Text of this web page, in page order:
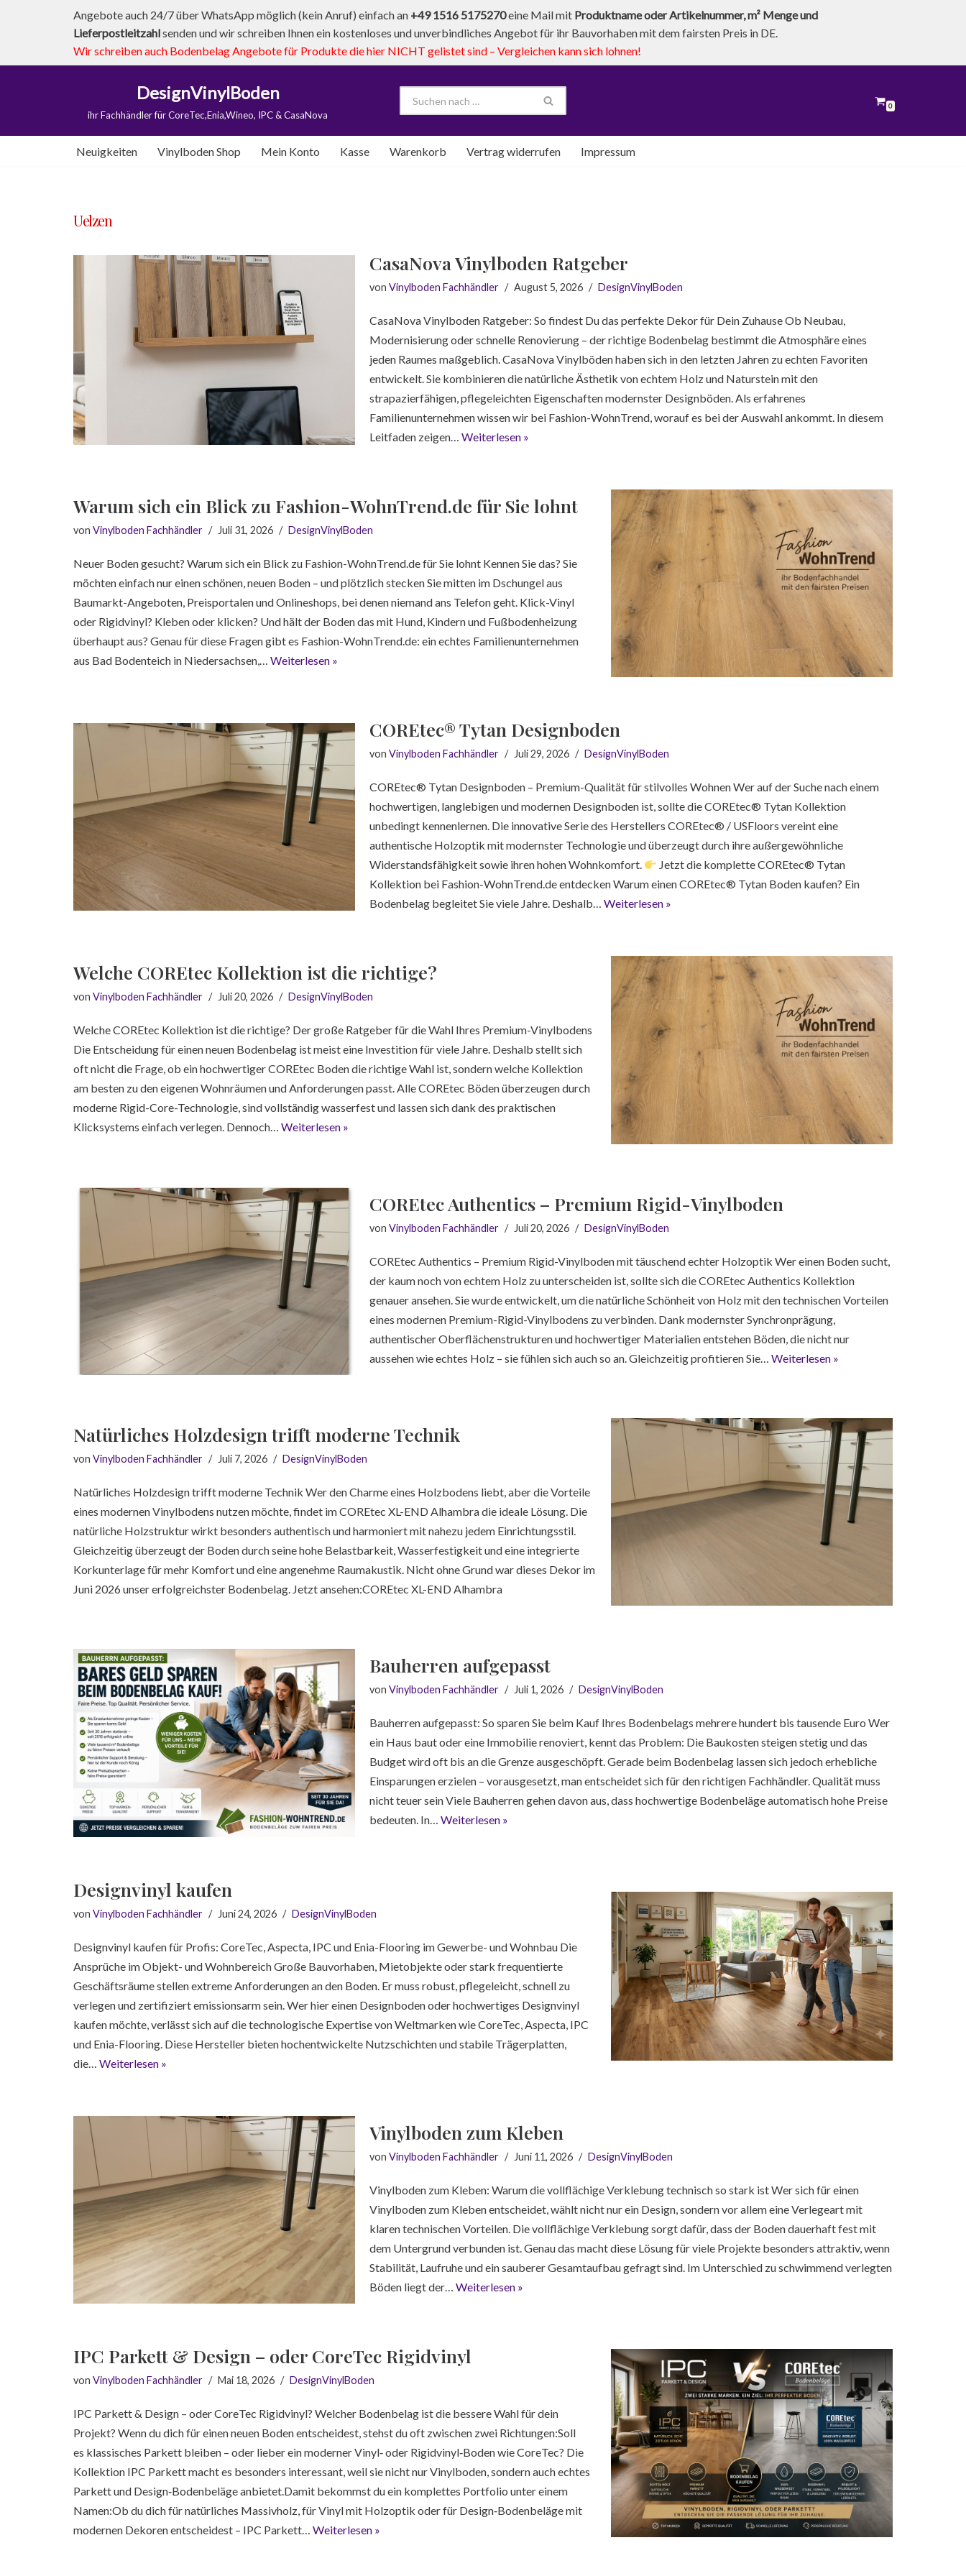
Angebote auch 24/7 über WhatsApp möglich (kein Anruf) einfach an +49 1516 5175270eine Mail mit Produktname oder Artikelnummer, m² Menge und
Lieferpostleitzahlsenden und wir schreiben Ihnen ein kostenloses und unverbindliches Angebot für ihr Bauvorhaben mit dem fairsten Preis in DE.
Wir schreiben auch Bodenbelag Angebote für Produkte die hier NICHT gelistet sind – Vergleichen kann sich lohnen!
DesignVinylBoden
ihr Fachhändler für CoreTec,Enia,Wineo, IPC & CasaNova
0
Neuigkeiten Vinylboden Shop Mein Konto Kasse Warenkorb Vertrag widerrufen Impressum
Uelzen
CasaNova Vinylboden Ratgeber
von Vinylboden Fachhändler August 5, 2026 DesignVinylBoden
CasaNova Vinylboden Ratgeber: So findest Du das perfekte Dekor für Dein Zuhause Ob Neubau,
Modernisierung oder schnelle Renovierung – der richtige Bodenbelag bestimmt die Atmosphäre eines
jeden Raumes maßgeblich. CasaNova Vinylböden haben sich in den letzten Jahren zu echten Favoriten
entwickelt. Sie kombinieren die natürliche Ästhetik von echtem Holz und Naturstein mit den
strapazierfähigen, pflegeleichten Eigenschaften modernster Designböden. Als erfahrenes
Familienunternehmen wissen wir bei Fashion-WohnTrend, worauf es bei der Auswahl ankommt. In diesem
Leitfaden zeigen… Weiterlesen »
Warum sich ein Blick zu Fashion-WohnTrend.de für Sie lohnt
von Vinylboden Fachhändler Juli 31, 2026 DesignVinylBoden
Neuer Boden gesucht? Warum sich ein Blick zu Fashion-WohnTrend.de für Sie lohnt Kennen Sie das? Sie
möchten einfach nur einen schönen, neuen Boden – und plötzlich stecken Sie mitten im Dschungel aus
Baumarkt-Angeboten, Preisportalen und Onlineshops, bei denen niemand ans Telefon geht. Klick-Vinyl
oder Rigidvinyl? Kleben oder klicken? Und hält der Boden das mit Hund, Kindern und Fußbodenheizung
überhaupt aus? Genau für diese Fragen gibt es Fashion-WohnTrend.de: ein echtes Familienunternehmen
aus Bad Bodenteich in Niedersachsen,… Weiterlesen »
COREtec® Tytan Designboden
von Vinylboden Fachhändler Juli 29, 2026 DesignVinylBoden
COREtec® Tytan Designboden – Premium-Qualität für stilvolles Wohnen Wer auf der Suche nach einem
hochwertigen, langlebigen und modernen Designboden ist, sollte die COREtec® Tytan Kollektion
unbedingt kennenlernen. Die innovative Serie des Herstellers COREtec® / USFloors vereint eine
authentische Holzoptik mit modernster Technologie und überzeugt durch ihre außergewöhnliche
Widerstandsfähigkeit sowie ihren hohen Wohnkomfort.
Jetzt die komplette COREtec® Tytan
Kollektion bei Fashion-WohnTrend.de entdecken Warum einen COREtec® Tytan Boden kaufen? Ein
Bodenbelag begleitet Sie viele Jahre. Deshalb… Weiterlesen »
Welche COREtec Kollektion ist die richtige?
von Vinylboden Fachhändler Juli 20, 2026 DesignVinylBoden
Welche COREtec Kollektion ist die richtige? Der große Ratgeber für die Wahl Ihres Premium-Vinylbodens
Die Entscheidung für einen neuen Bodenbelag ist meist eine Investition für viele Jahre. Deshalb stellt sich
oft nicht die Frage, ob ein hochwertiger COREtec Boden die richtige Wahl ist, sondern welche Kollektion
am besten zu den eigenen Wohnräumen und Anforderungen passt. Alle COREtec Böden überzeugen durch
moderne Rigid-Core-Technologie, sind vollständig wasserfest und lassen sich dank des praktischen
Klicksystems einfach verlegen. Dennoch… Weiterlesen »
COREtec Authentics – Premium Rigid-Vinylboden
von Vinylboden Fachhändler Juli 20, 2026 DesignVinylBoden
COREtec Authentics – Premium Rigid-Vinylboden mit täuschend echter Holzoptik Wer einen Boden sucht,
der kaum noch von echtem Holz zu unterscheiden ist, sollte sich die COREtec Authentics Kollektion
genauer ansehen. Sie wurde entwickelt, um die natürliche Schönheit von Holz mit den technischen Vorteilen
eines modernen Premium-Rigid-Vinylbodens zu verbinden. Dank modernster Synchronprägung,
authentischer Oberflächenstrukturen und hochwertiger Materialien entstehen Böden, die nicht nur
aussehen wie echtes Holz – sie fühlen sich auch so an. Gleichzeitig profitieren Sie… Weiterlesen »
Natürliches Holzdesign trifft moderne Technik
von Vinylboden Fachhändler Juli 7, 2026 DesignVinylBoden
Natürliches Holzdesign trifft moderne Technik Wer den Charme eines Holzbodens liebt, aber die Vorteile
eines modernen Vinylbodens nutzen möchte, findet im COREtec XL-END Alhambra die ideale Lösung. Die
natürliche Holzstruktur wirkt besonders authentisch und harmoniert mit nahezu jedem Einrichtungsstil.
Gleichzeitig überzeugt der Boden durch seine hohe Belastbarkeit, Wasserfestigkeit und eine integrierte
Korkunterlage für mehr Komfort und eine angenehme Raumakustik. Nicht ohne Grund war dieses Dekor im
Juni 2026 unser erfolgreichster Bodenbelag. Jetzt ansehen:COREtec XL-END Alhambra
Bauherren aufgepasst
von Vinylboden Fachhändler Juli 1, 2026 DesignVinylBoden
Bauherren aufgepasst: So sparen Sie beim Kauf Ihres Bodenbelags mehrere hundert bis tausende Euro Wer
ein Haus baut oder eine Immobilie renoviert, kennt das Problem: Die Baukosten steigen stetig und das
Budget wird oft bis an die Grenze ausgeschöpft. Gerade beim Bodenbelag lassen sich jedoch erhebliche
Einsparungen erzielen – vorausgesetzt, man entscheidet sich für den richtigen Fachhändler. Qualität muss
nicht teuer sein Viele Bauherren gehen davon aus, dass hochwertige Bodenbeläge automatisch hohe Preise
bedeuten. In… Weiterlesen »
Designvinyl kaufen
von Vinylboden Fachhändler Juni 24, 2026 DesignVinylBoden
Designvinyl kaufen für Profis: CoreTec, Aspecta, IPC und Enia-Flooring im Gewerbe- und Wohnbau Die
Ansprüche im Objekt- und Wohnbereich Große Bauvorhaben, Mietobjekte oder stark frequentierte
Geschäftsräume stellen extreme Anforderungen an den Boden. Er muss robust, pflegeleicht, schnell zu
verlegen und zertifiziert emissionsarm sein. Wer hier einen Designboden oder hochwertiges Designvinyl
kaufen möchte, verlässt sich auf die technologische Expertise von Weltmarken wie CoreTec, Aspecta, IPC
und Enia-Flooring. Diese Hersteller bieten hochentwickelte Nutzschichten und stabile Trägerplatten,
die… Weiterlesen »
Vinylboden zum Kleben
von Vinylboden Fachhändler Juni 11, 2026 DesignVinylBoden
Vinylboden zum Kleben: Warum die vollflächige Verklebung technisch so stark ist Wer sich für einen
Vinylboden zum Kleben entscheidet, wählt nicht nur ein Design, sondern vor allem eine Verlegeart mit
klaren technischen Vorteilen. Die vollflächige Verklebung sorgt dafür, dass der Boden dauerhaft fest mit
dem Untergrund verbunden ist. Genau das macht diese Lösung für viele Projekte besonders attraktiv, wenn
Stabilität, Laufruhe und ein sauberer Gesamtaufbau gefragt sind. Im Unterschied zu schwimmend verlegten
Böden liegt der… Weiterlesen »
IPC Parkett & Design – oder CoreTec Rigidvinyl
von Vinylboden Fachhändler Mai 18, 2026 DesignVinylBoden
IPC Parkett & Design – oder CoreTec Rigidvinyl? Welcher Bodenbelag ist die bessere Wahl für dein
Projekt? Wenn du dich für einen neuen Boden entscheidest, stehst du oft zwischen zwei Richtungen:Soll
es klassisches Parkett bleiben – oder lieber ein moderner Vinyl‑ oder Rigidvinyl‑Boden wie CoreTec? Die
Kollektion IPC Parkett macht es besonders interessant, weil sie nicht nur Vinylboden, sondern auch echtes
Parkett und Design‑Bodenbeläge anbietet.Damit bekommst du ein komplettes Portfolio unter einem
Namen:Ob du dich für natürliches Massivholz, für Vinyl mit Holzoptik oder für Design‑Bodenbeläge mit
modernen Dekoren entscheidest – IPC Parkett… Weiterlesen »